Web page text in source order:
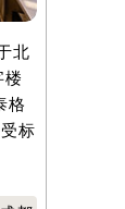
北
楼
格
标